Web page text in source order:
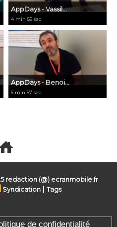
AppDays - Vassil...
4 min 55 sec
AppDays - Benoi...
5 min 57 sec
redaction (@) ecranmobile.fr
Syndication |Tags
de confidentialité